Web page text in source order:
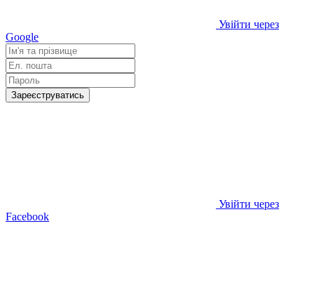
Увійти через
Google
Зареєструватись
Увійти через
Facebook